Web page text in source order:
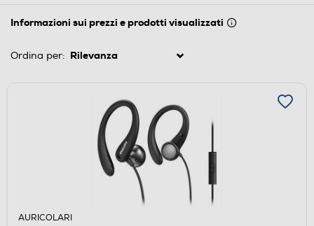
Informazioni sui prezzi e prodotti visualizzati
Ordina per:
AURICOLARI